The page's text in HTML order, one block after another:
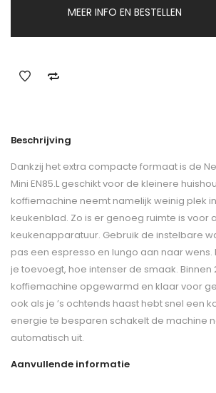
MEER INFO EN BESTELLEN
Beschrijving
Dankzij het extra compacte formaat is de
Mini EN85.L geschikt voor de kleinere
koffiemachine neemt namelijk weinig plek
keukenblad. Zo is er genoeg ruimte is voor
keukenapparatuur. Gebruik de instelbare
pas een espresso en lungo aan naar
je toevoegt, hoe intenser de smaak. Binnen
koffiemachine opgewarmd en klaar voor
ook als je ’s ochtends haast hebt snel een
energie te besparen schakelt de machine
automatisch uit.
Aanvullende informatie